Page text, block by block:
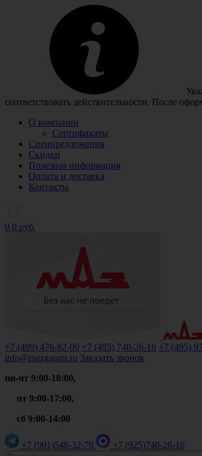
соответствовать действительности. После
О компании
Сертификаты
Спецпредложения
Скидки
Полезная информация
Оплата и доставка
Контакты
0 0 руб.
+7 (499) 476-82-09 +7 (495) 740-26-16 +7 (495)
info@mazgarant.ru Заказать звонок
пн-чт 9:00-18:00,
пт 9:00-17:00,
сб 9:00-14:00
+7 (901)546-32-70 +7 (925)740-26-16